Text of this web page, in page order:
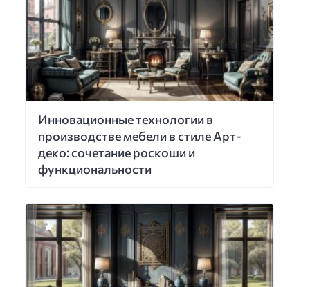
Инновационные технологии в
производстве мебели в стиле Арт-
деко: сочетание роскоши и
функциональности